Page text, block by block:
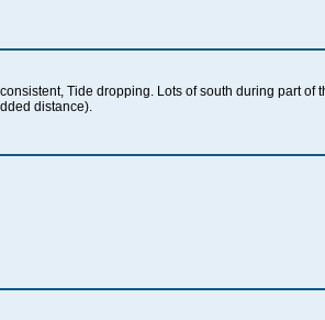
Tide dropping. Lots of south during part of
distance).